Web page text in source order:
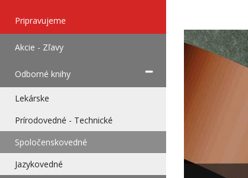
Pripravujeme
Akcie - Zľavy
Odborné knihy
Lekárske
Prírodovedné - Technické
Spoločenskovedné
Jazykovedné